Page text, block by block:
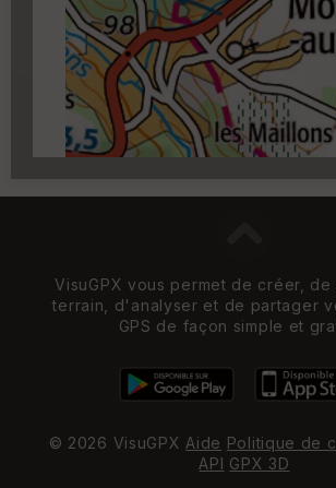
Carroyage UTM
(1km à partir
zoom 14)
VisuGPX vous permet de créer, de
terrain, d'analyser et de partager
GPS de façon simple et
© 2026 VisuGPX Aide Politique de
API GPX 3D